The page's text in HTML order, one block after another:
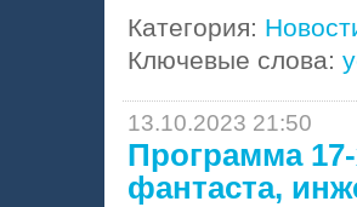
Категория:
Ключевые слова:
13.10.2023 21:50
Программа
фантаста,